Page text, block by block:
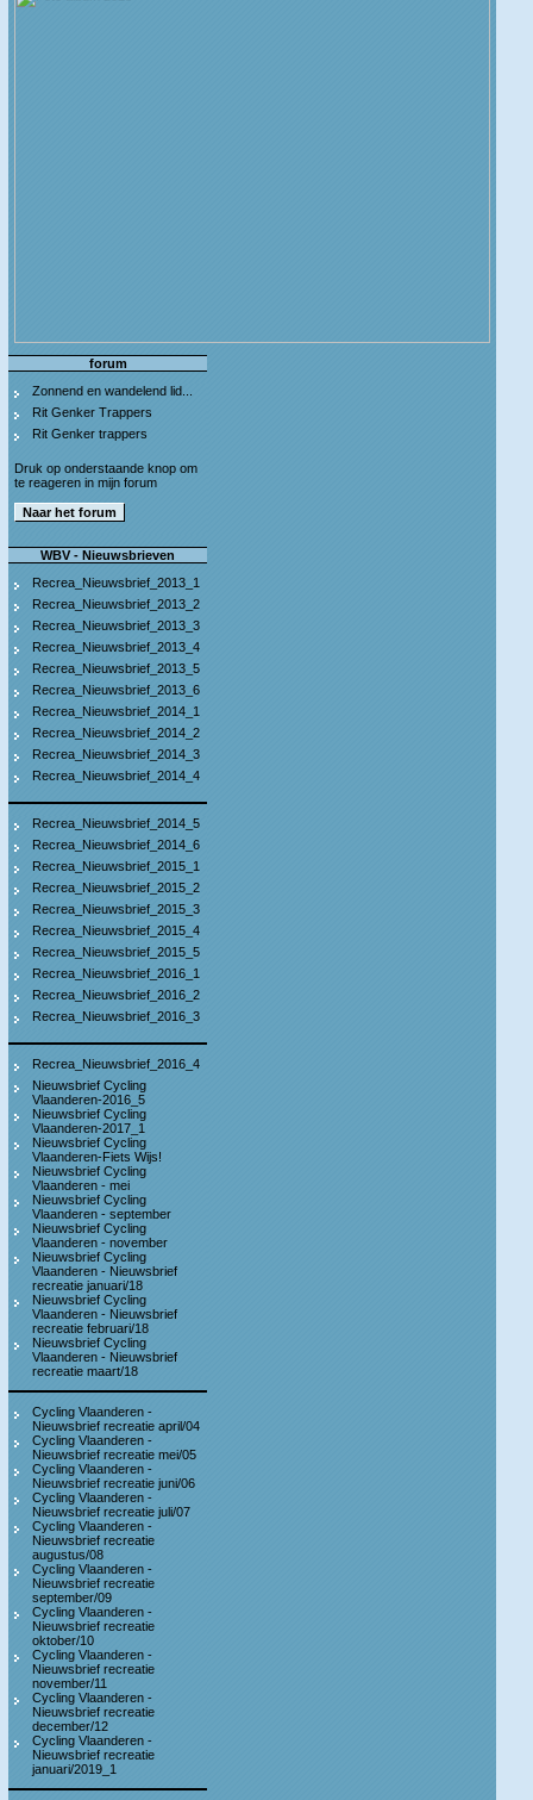
forum
Zonnend en wandelend lid...
Rit Genker Trappers
Rit Genker trappers
Druk op onderstaande knop om
te reageren in mijn forum
WBV - Nieuwsbrieven
Recrea_Nieuwsbrief_2013_1
Recrea_Nieuwsbrief_2013_2
Recrea_Nieuwsbrief_2013_3
Recrea_Nieuwsbrief_2013_4
Recrea_Nieuwsbrief_2013_5
Recrea_Nieuwsbrief_2013_6
Recrea_Nieuwsbrief_2014_1
Recrea_Nieuwsbrief_2014_2
Recrea_Nieuwsbrief_2014_3
Recrea_Nieuwsbrief_2014_4
Recrea_Nieuwsbrief_2014_5
Recrea_Nieuwsbrief_2014_6
Recrea_Nieuwsbrief_2015_1
Recrea_Nieuwsbrief_2015_2
Recrea_Nieuwsbrief_2015_3
Recrea_Nieuwsbrief_2015_4
Recrea_Nieuwsbrief_2015_5
Recrea_Nieuwsbrief_2016_1
Recrea_Nieuwsbrief_2016_2
Recrea_Nieuwsbrief_2016_3
Recrea_Nieuwsbrief_2016_4
Nieuwsbrief Cycling
Vlaanderen-2016_5
Nieuwsbrief Cycling
Vlaanderen-2017_1
Nieuwsbrief Cycling
Vlaanderen-Fiets Wijs!
Nieuwsbrief Cycling
Vlaanderen - mei
Nieuwsbrief Cycling
Vlaanderen - september
Nieuwsbrief Cycling
Vlaanderen - november
Nieuwsbrief Cycling
Vlaanderen - Nieuwsbrief
recreatie januari/18
Nieuwsbrief Cycling
Vlaanderen - Nieuwsbrief
recreatie februari/18
Nieuwsbrief Cycling
Vlaanderen - Nieuwsbrief
recreatie maart/18
Cycling Vlaanderen -
Nieuwsbrief recreatie april/04
Cycling Vlaanderen -
Nieuwsbrief recreatie mei/05
Cycling Vlaanderen -
Nieuwsbrief recreatie juni/06
Cycling Vlaanderen -
Nieuwsbrief recreatie juli/07
Cycling Vlaanderen -
Nieuwsbrief recreatie
augustus/08
Cycling Vlaanderen -
Nieuwsbrief recreatie
september/09
Cycling Vlaanderen -
Nieuwsbrief recreatie
oktober/10
Cycling Vlaanderen -
Nieuwsbrief recreatie
november/11
Cycling Vlaanderen -
Nieuwsbrief recreatie
december/12
Cycling Vlaanderen -
Nieuwsbrief recreatie
januari/2019_1